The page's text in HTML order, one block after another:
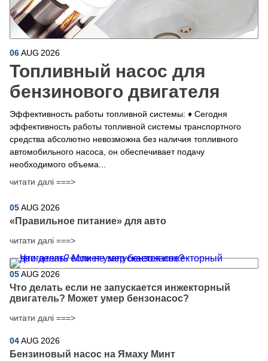
06AUG 2026
Топливный насос для
бензинового двигателя
Эффективность работы топливной системы: ♦ Сегодня
эффективность работы топливной системы транспортного
средства абсолютно невозможна без наличия топливного
автомобильного насоса, он обеспечивает подачу
необходимого объема...
читати далі ===>
05AUG 2026
​«Правильное питание» для авто
читати далі ===>
05AUG 2026
Что делать если не запускается инжекторный
двигатель? Может умер бензонасос?
читати далі ===>
04AUG 2026
Бензиновый насос на Ямаху Минт